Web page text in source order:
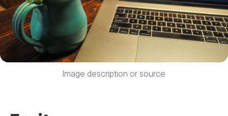
Image description or source